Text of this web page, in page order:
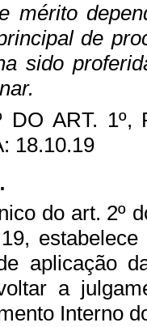
mérito
de
sido
DO ART.
18.10.19
do art. 2º
aplicação
a
Interno